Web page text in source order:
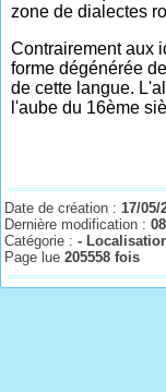
zone de dialectes
Contrairement aux
forme dégénérée
de cette langue.
l'aube du 16ème
Date de création :17/05/
Dernière modification :
Catégorie :-
Page lue205558 fois